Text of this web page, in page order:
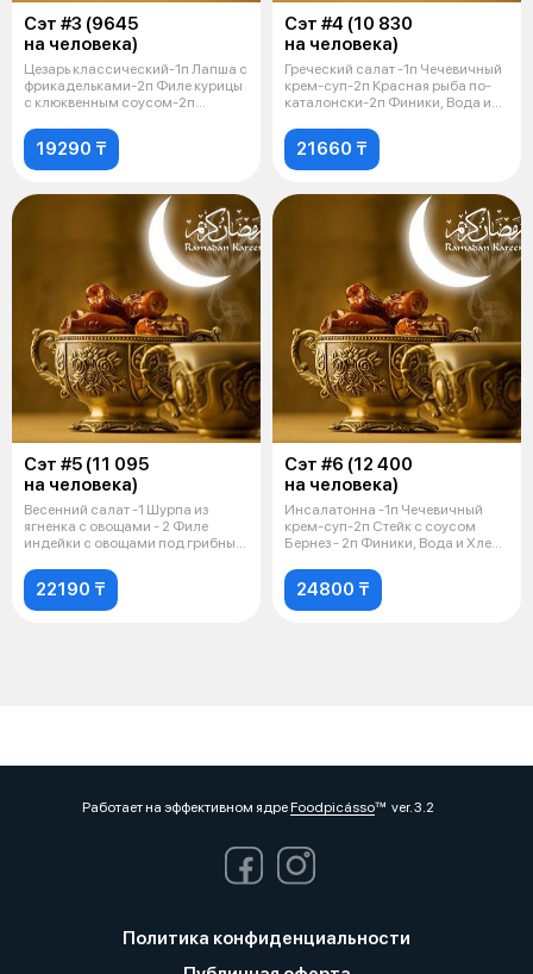
Сэт #3 (9645
на человека)
Цезарь классический-1п Лапша с
фрикадельками-2п Филе курицы
с клюквенным соусом-2п
19290 ₸
Сэт #4 (10 830
на человека)
Греческий салат -1п Чечевичный
крем-суп-2п Красная рыба по-
каталонски-2п Финики, Вода и
21660 ₸
Сэт #5 (11 095
на человека)
Весенний салат -1 Шурпа из
ягненка с овощами - 2 Филе
индейки с овощами под грибным
22190 ₸
Сэт #6 (12 400
на человека)
Инсалатонна -1п Чечевичный
крем-суп-2п Стейк с соусом
Бернез - 2п Финики, Вода и Хлеб
24800 ₸
Работает на эффективном ядреFoodpicássover. 3.2
Политика конфиденциальности